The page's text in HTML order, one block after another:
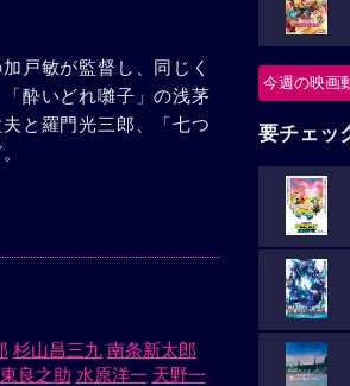
戸敏が監督し、同じく
酔いどれ囃子」の浅茅
と羅門光三郎、「七つ
杉山昌三九 南条新太郎
東良之助 水原洋一 天野一
今週の映画
要チェッ